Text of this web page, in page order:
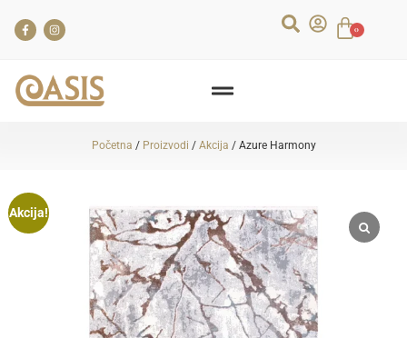
0
Početna / Proizvodi / Akcija / Azure Harmony
Akcija!